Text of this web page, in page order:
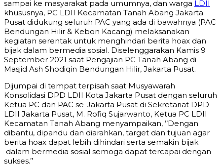
sampai ke masyarakat pada umumnya, dan warga LDII
khususnya, PC LDII Kecamatan Tanah Abang Jakarta
Pusat didukung seluruh PAC yang ada di bawahnya (PAC
Bendungan Hilir & Kebon Kacang) melaksanakan
kegiatan serentak untuk menghindari berita hoax dan
bijak dalam bermedia sosial. Diselenggarakan Kamis 9
September 2021 saat Pengajian PC Tanah Abang di
Masjid Ash Shodiqin Bendungan Hilir, Jakarta Pusat.
Dijumpai di tempat terpisah saat Musyawarah
Konsolidasi DPD LDII Kota Jakarta Pusat dengan seluruh
Ketua PC dan PAC se-Jakarta Pusat di Sekretariat DPD
LDII Jakarta Pusat, M. Rofiq Sujarwanto, Ketua PC LDII
Kecamatan Tanah Abang menyampaikan, ’’Dengan
dibantu, dipandu dan diarahkan, target dan tujuan agar
berita hoax dapat lebih dihindari serta semakin bijak
dalam bermedia sosial semoga dapat tercapai dengan
sukses.’’